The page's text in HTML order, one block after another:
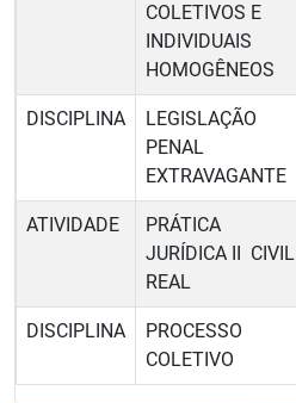
COLETIVOS E
INDIVIDUAIS
HOMOGÊNEOS
DISCIPLINA
LEGISLAÇÃO
PENAL
EXTRAVAGANTE
ATIVIDADE
PRÁTICA
JURÍDICA II  CIVIL
REAL
DISCIPLINA
PROCESSO
COLETIVO